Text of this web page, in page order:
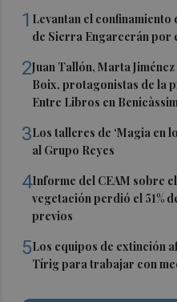
1 Levantan el
de Sierra Engarcerán por
2Juan Tallón, Marta
Boix, protagonistas de la
Entre Libros en
3Los talleres de ‘Magia en
al Grupo Reyes
4Informe del CEAM sobre
vegetación perdió el 51%
previos
5Los equipos de extinción
Tírig para trabajar con